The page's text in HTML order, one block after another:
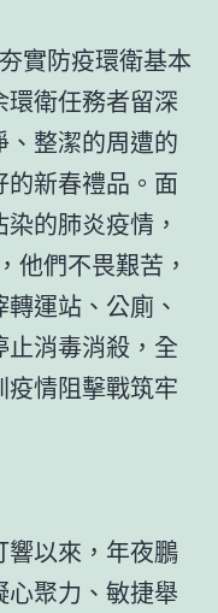
實防疫環衛基本
衛任務者留深
整潔的周遭的
新春禮品。面
的肺炎疫情，
他們不畏艱苦，
運站、公廁、
消毒消殺，全
情阻擊戰筑牢
以來，年夜鵬
聚力、敏捷舉